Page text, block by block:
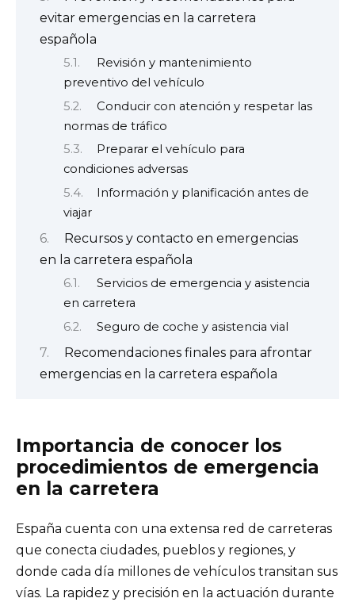
evitar emergencias en la carretera
española
Revisión y mantenimiento
preventivo del vehículo
Conducir con atención y respetar las
normas de tráfico
Preparar el vehículo para
condiciones adversas
Información y planificación antes de
viajar
Recursos y contacto en emergencias
en la carretera española
Servicios de emergencia y asistencia
en carretera
Seguro de coche y asistencia vial
Recomendaciones finales para afrontar
emergencias en la carretera española
Importancia de conocer los
procedimientos de emergencia
en la carretera
España cuenta con una extensa red de carreteras
que conecta ciudades, pueblos y regiones, y
donde cada día millones de vehículos transitan sus
vías. La rapidez y precisión en la actuación durante